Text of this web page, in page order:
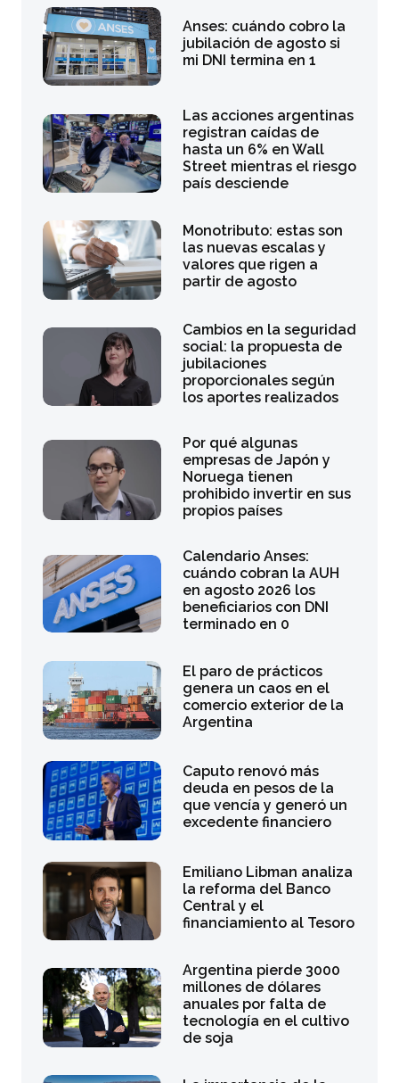
Anses: cuándo cobro la
jubilación de agosto si
mi DNI termina en 1
Las acciones argentinas
registran caídas de
hasta un 6% en Wall
Street mientras el riesgo
país desciende
Monotributo: estas son
las nuevas escalas y
valores que rigen a
partir de agosto
Cambios en la seguridad
social: la propuesta de
jubilaciones
proporcionales según
los aportes realizados
Por qué algunas
empresas de Japón y
Noruega tienen
prohibido invertir en sus
propios países
Calendario Anses:
cuándo cobran la AUH
en agosto 2026 los
beneficiarios con DNI
terminado en 0
El paro de prácticos
genera un caos en el
comercio exterior de la
Argentina
Caputo renovó más
deuda en pesos de la
que vencía y generó un
excedente financiero
Emiliano Libman analiza
la reforma del Banco
Central y el
financiamiento al Tesoro
Argentina pierde 3000
millones de dólares
anuales por falta de
tecnología en el cultivo
de soja